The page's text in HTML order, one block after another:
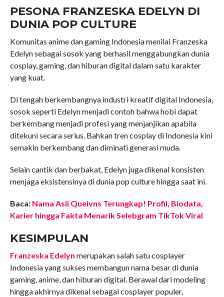
PESONA FRANZESKA EDELYN DI
DUNIA POP CULTURE
Komunitas anime dan gaming Indonesia menilai Franzeska
Edelyn sebagai sosok yang berhasil menggabungkan dunia
cosplay, gaming, dan hiburan digital dalam satu karakter
yang kuat.
Di tengah berkembangnya industri kreatif digital Indonesia,
sosok seperti Edelyn menjadi contoh bahwa hobi dapat
berkembang menjadi profesi yang menjanjikan apabila
ditekuni secara serius. Bahkan tren cosplay di Indonesia kini
semakin berkembang dan diminati generasi muda.
Selain cantik dan berbakat, Edelyn juga dikenal konsisten
menjaga eksistensinya di dunia pop culture hingga saat ini.
Baca: Nama Asli Queivns Terungkap! Profil, Biodata,
Karier hingga Fakta Menarik Selebgram TikTok Viral
KESIMPULAN
Franzeska Edelyn merupakan salah satu cosplayer
Indonesia yang sukses membangun nama besar di dunia
gaming, anime, dan hiburan digital. Berawal dari modeling
hingga akhirnya dikenal sebagai cosplayer populer,